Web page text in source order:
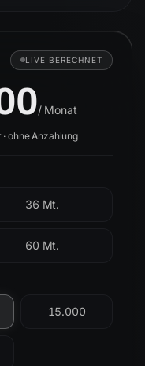
LIVE BERECHNET
/ Monat
ohne Anzahlung
36 Mt.
60 Mt.
15.000